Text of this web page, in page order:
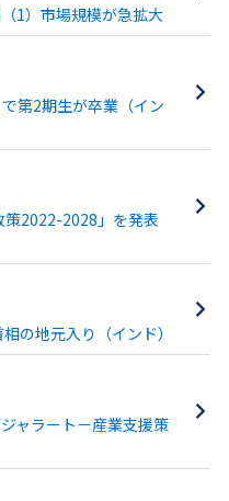
1）市場規模が急拡大
第2期生が卒業（イン
策2022-2028」を発表
の地元入り（インド）
ャラート－産業支援策